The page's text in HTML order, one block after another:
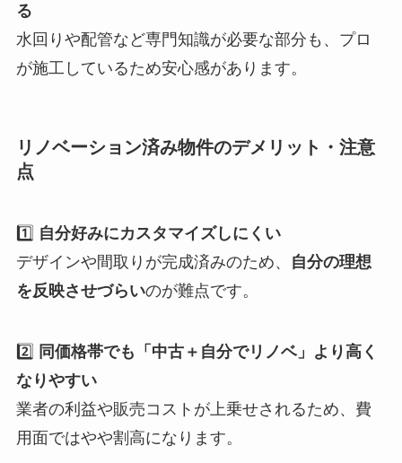
る
水回りや配管など専門知識が必要な部分も、プロ
が施工しているため安心感があります。
リノベーション済み物件のデメリット・注意
点
1️⃣ 自分好みにカスタマイズしにくい
デザインや間取りが完成済みのため、
自分の理想
を反映させづらいのが難点です。
2️⃣
同価格帯でも「中古＋自分でリノベ」より高く
なりやすい
業者の利益や販売コストが上乗せされるため、費
用面ではやや割高になります。